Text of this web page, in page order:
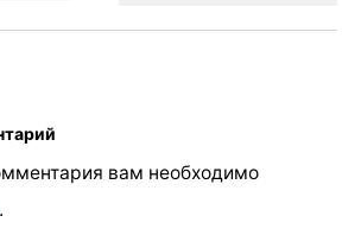
вам необходимо
.